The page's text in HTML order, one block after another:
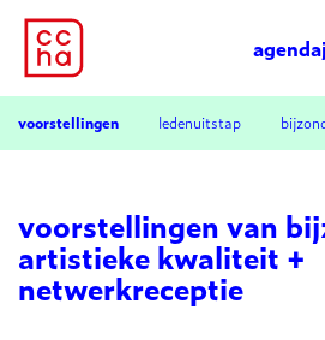
agenda
voorstellingen ledenuitstap
voorstellingen van
artistieke kwaliteit +
netwerkreceptie